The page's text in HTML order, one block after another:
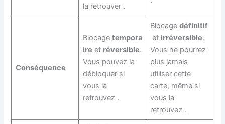
la retrouver .
Conséquence
Blocage tempora
ire et réversible.
Vous pouvez la
débloquer si
vous la
retrouvez .
Blocage définitif
et irréversible.
Vous ne pourrez
plus jamais
utiliser cette
carte, même si
vous la
retrouvez .